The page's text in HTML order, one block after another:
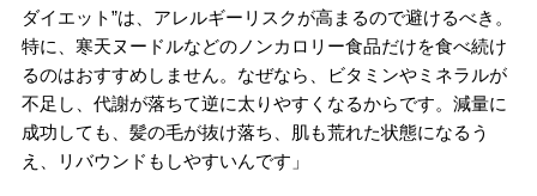
ダイエット”は、アレルギーリスクが高まるので避けるべき。
特に、寒天ヌードルなどのノンカロリー食品だけを食べ続け
るのはおすすめしません。なぜなら、ビタミンやミネラルが
不足し、代謝が落ちて逆に太りやすくなるからです。減量に
成功しても、髪の毛が抜け落ち、肌も荒れた状態になるう
え、リバウンドもしやすいんです」